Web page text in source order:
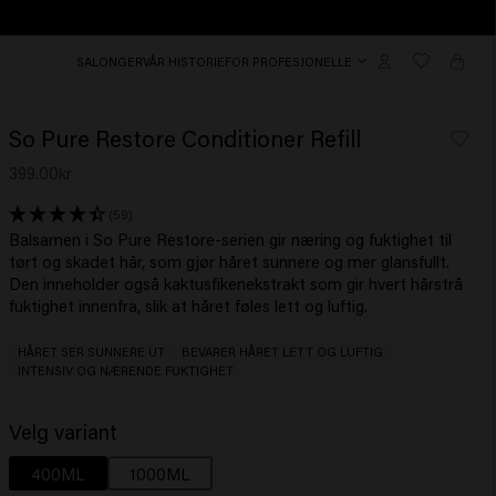
SALONGERVÅR HISTORIEFOR PROFESJONELLE
So Pure Restore Conditioner Refill
(59)
Balsamen i So Pure Restore-serien gir næring og fuktighet til
tørt og skadet hår, som gjør håret sunnere og mer glansfullt.
Den inneholder også kaktusfikenekstrakt som gir hvert hårstrå
fuktighet innenfra, slik at håret føles lett og luftig.
HÅRET SER SUNNERE UT
BEVARER HÅRET LETT OG LUFTIG
INTENSIV OG NÆRENDE FUKTIGHET
Velg variant
400ML 1000ML